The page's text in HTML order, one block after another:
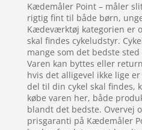
Kædemåler Point – måler
rigtig fint til både børn,
Kædeværktøj kategorien er
skal findes cykeludstyr.
mange som det bedste
Varen kan byttes eller
hvis det alligevel ikke lige
del til din cykel skal findes,
købe varen her, både
blandt det bedste. Overvej
prisgaranti på Kædemåler